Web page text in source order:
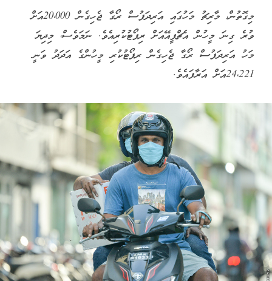
މިގޮތުން، މާރިޗު މަހުގައި އަރިދަފުސް ރޯގާ ޖެހިގެން 20،000އަށް
ވުރެ ގިނަ މީހުން އެޗްޕީއޭއަށް ރިޕޯޓުކުރިއެވެ. ނަމަވެސް، މިދިޔަ
މަހު އަރިދަފުސް ރޯގާ ޖެހިގެން ރިޕޯޓުކުރި މީހުންގެ އަދަދު ވަނީ
24،221އަށް އަރާފައެވެ.